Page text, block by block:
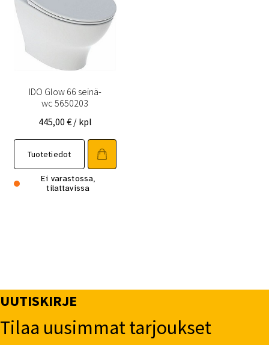
IDO Glow 66 seinä-
wc 5650203
445,00 € / kpl
Tuotetiedot
Ei varastossa,
tilattavissa
UUTISKIRJE
Tilaa uusimmat tarjoukset